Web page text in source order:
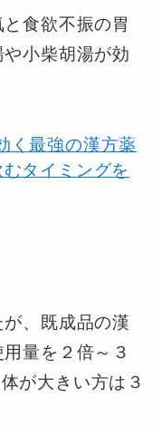
食欲不振の胃
小柴胡湯が効
く最強の漢方薬
タイミングを
、既成品の漢
量を２倍～３
体が大きい方は３